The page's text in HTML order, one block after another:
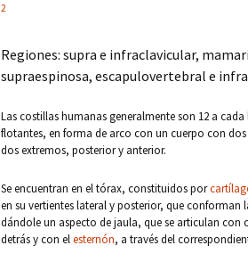
2
Regiones: supra e infraclavicular,
supraespinosa, escapulovertebral e
Las costillas humanas generalmente son 12 a
flotantes, en forma de arco con un cuerpo con
dos extremos, posterior y anterior.
Se encuentran en el tórax, constituidos por
en su vertientes lateral y posterior, que
dándole un aspecto de jaula, que se articulan con
detrás y con elesternón, a través del